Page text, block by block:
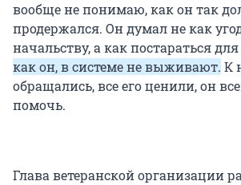
вообще не понимаю, как он так
продержался. Он думал не как
начальству, а как постараться
как он, в системе не выживают. К
обращались, все его ценили, он
помочь.
Глава ветеранской организации